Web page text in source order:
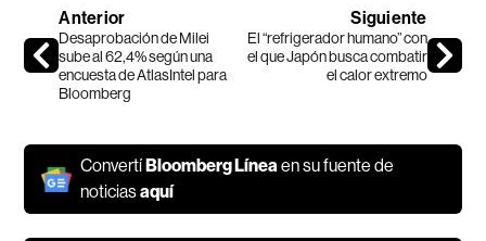
Anterior
Desaprobación de Milei
sube al 62,4% según una
encuesta de AtlasIntel para
Bloomberg
Siguiente
El “refrigerador humano” con
el que Japón busca combatir
el calor extremo
Convertí Bloomberg Líneaen su fuente de
noticiasaquí